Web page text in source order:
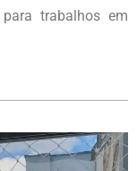
trabalhos em